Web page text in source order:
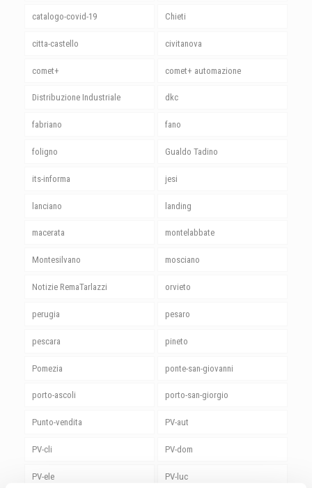
catalogo-covid-19 Chieti
citta-castello civitanova
comet+ comet+ automazione
Distribuzione Industriale dkc
fabriano fano
foligno Gualdo Tadino
its-informa jesi
lanciano landing
macerata montelabbate
Montesilvano mosciano
Notizie RemaTarlazzi orvieto
perugia pesaro
pescara pineto
Pomezia ponte-san-giovanni
porto-ascoli porto-san-giorgio
Punto-vendita PV-aut
PV-cli PV-dom
PV-ele PV-luc